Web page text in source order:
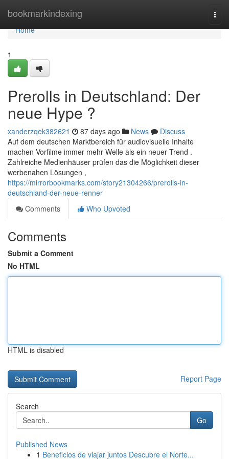
bookmarkindexing
Home
Home
1
Prerolls in Deutschland: Der
neue Hype ?
xanderzqek382621 87 days ago News
Discuss
Auf dem deutschen Marktbereich für audiovisuelle Inhalte
machen Vorfilme immer mehr Welle als ein neuer Trend .
Zahlreiche Medienhäuser prüfen das die Möglichkeit dieser
werbenahen Lösungen ,
https://mirrorbookmarks.com/story21304266/prerolls-in-
deutschland-der-neue-renner
Comments
Who Upvoted
Comments
Submit a Comment
No HTML
HTML is disabled
Report Page
Search
Go
Published News
1 Beneficios de viajar juntos Descubre el Norte...